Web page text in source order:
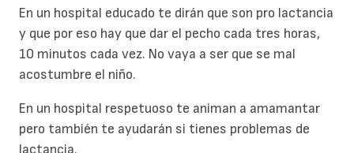
En un hospital educado te dirán que son pro lactancia
y que por eso hay que dar el pecho cada tres horas,
10 minutos cada vez. No vaya a ser que se mal
acostumbre el niño.
En un hospital respetuoso te animan a amamantar
pero también te ayudarán si tienes problemas de
lactancia.